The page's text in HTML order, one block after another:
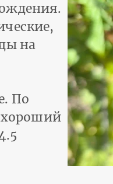
на
По
хороший